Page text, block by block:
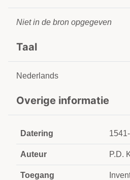
Niet in de bron opgegeven
Taal
Nederlands
Overige informatie
Datering
Auteur P.D.
Toegang